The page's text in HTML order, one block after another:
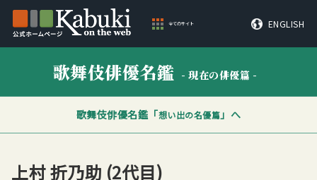
全てのサイト ENGLISH
歌舞伎俳優名鑑 - 現在の俳優篇 -
歌舞伎俳優名鑑「想い出の名優篇」へ
上村 折乃助 (2代目)